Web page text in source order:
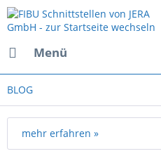
Menü
BLOG
mehr erfahren »